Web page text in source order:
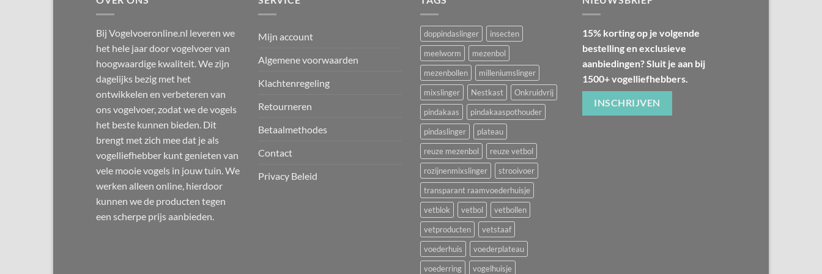
Bij Vogelvoeronline.nl leveren we
het hele jaar door vogelvoer van
hoogwaardige kwaliteit. We zijn
dagelijks bezig met het
ontwikkelen en verbeteren van
ons vogelvoer, zodat we de vogels
het beste kunnen bieden. Dit
brengt met zich mee dat je als
vogelliefhebber kunt genieten van
vele mooie vogels in jouw tuin. We
werken alleen online, hierdoor
kunnen we de producten tegen
een scherpe prijs aanbieden.
Mijn account
Algemene voorwaarden
Klachtenregeling
Retourneren
Betaalmethodes
Contact
Privacy Beleid
doppindaslinger
insecten
meelworm
mezenbol
mezenbollen
milleniumslinger
mixslinger
Nestkast
Onkruidvrij
pindakaas
pindakaaspothouder
pindaslinger
plateau
reuze mezenbol
reuze vetbol
rozijnenmixslinger
strooivoer
transparant raamvoederhuisje
vetblok
vetbol
vetbollen
vetproducten
vetstaaf
voederhuis
voederplateau
voederring
vogelhuisje
15% korting op je volgende
bestelling en exclusieve
aanbiedingen? Sluit je aan bij
1500+ vogelliefhebbers.
INSCHRIJVEN